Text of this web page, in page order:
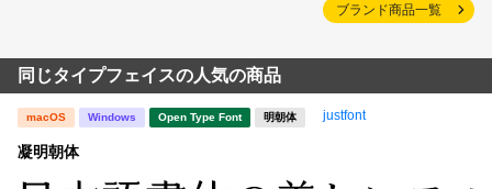
ブランド商品一覧
同じタイプフェイスの人気の商品
macOS Windows Open Type Font 明朝体 justfont
凝明朝体